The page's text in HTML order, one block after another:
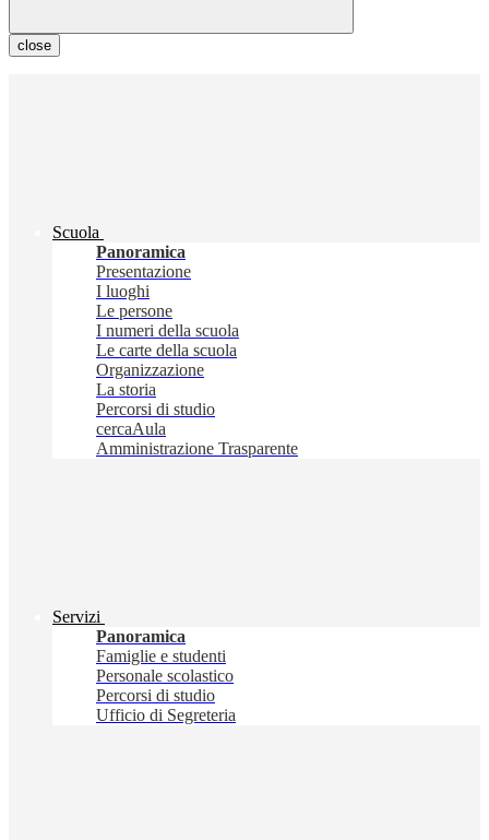
close
Scuola
Panoramica
Presentazione
I luoghi
Le persone
I numeri della scuola
Le carte della scuola
Organizzazione
La storia
Percorsi di studio
cercaAula
Amministrazione Trasparente
Servizi
Panoramica
Famiglie e studenti
Personale scolastico
Percorsi di studio
Ufficio di Segreteria